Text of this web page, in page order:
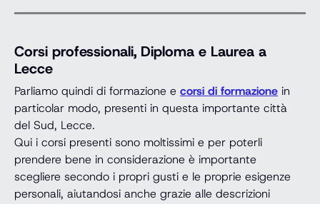
Corsi professionali, Diploma e Laurea a
Lecce
Parliamo quindi di formazione e corsi di formazione in
particolar modo, presenti in questa importante città
del Sud, Lecce.
Qui i corsi presenti sono moltissimi e per poterli
prendere bene in considerazione è importante
scegliere secondo i propri gusti e le proprie esigenze
personali, aiutandosi anche grazie alle descrizioni